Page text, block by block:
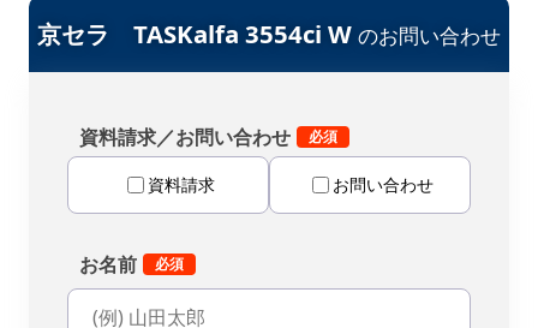
京セラ TASKalfa 3554ci W のお問い合わせ
資料請求／お問い合わせ
資料請求 お問い合わせ
お名前